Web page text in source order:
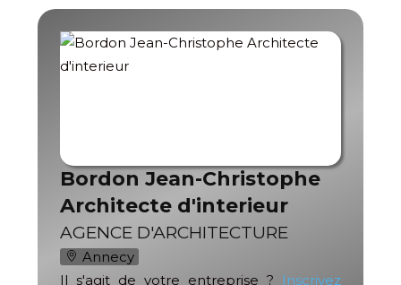
Bordon Jean-Christophe
Architecte d'interieur
AGENCE D'ARCHITECTURE
Annecy
Il s'agit de votre entreprise ?
Inscrivez